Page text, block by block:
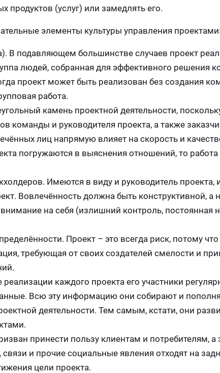
продуктов (услуг) или замедлять его.
элементы культуры управления проектами:
В подавляющем большинстве случаев проект
людей, собранная для эффективного решения
проект может быть реализован без создания
работа.
камень проектной деятельности,
команды и руководителя проекта, а также
лиц напрямую влияет на скорость и
погружаются в выяснения отношений, то
Имеются в виду и руководитель проекта,
Вовлечённость должна быть конструктивной, а
на себя (излишний контроль, постоянная
Проект – это всегда риск, потому что
требующая от своих создателей смелости и
каждого проекта его участники
Всю эту информацию они собирают и
деятельности. Тем самым, кстати, они
принести пользу клиентам и потребителям, а
и прочие социальные явления отходят на
цели проекта.